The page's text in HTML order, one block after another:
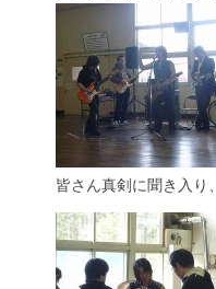
皆さん真剣に聞き入り、